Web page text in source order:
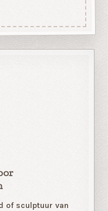
of sculptuur van